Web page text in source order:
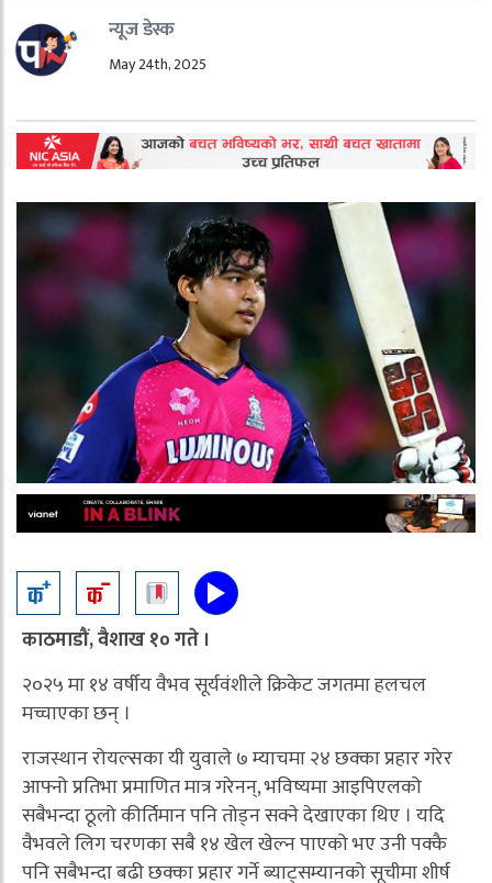
न्यूज डेस्क
May 24th, 2025
काठमाडौं, वैशाख १० गते ।
२०२५ मा १४ वर्षीय वैभव सूर्यवंशीले क्रिकेट जगतमा हलचल
मच्चाएका छन् ।
राजस्थान रोयल्सका यी युवाले ७ म्याचमा २४ छक्का प्रहार गरेर
आफ्नो प्रतिभा प्रमाणित मात्र गरेनन्, भविष्यमा आइपिएलको
सबैभन्दा ठूलो कीर्तिमान पनि तोड्न सक्ने देखाएका थिए । यदि
वैभवले लिग चरणका सबै १४ खेल खेल्न पाएको भए उनी पक्कै
पनि सबैभन्दा बढी छक्का प्रहार गर्ने ब्याट्सम्यानको सूचीमा शीर्ष